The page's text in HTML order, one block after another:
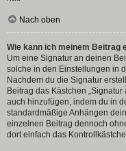
Nach oben
Wie kann ich meinem Beitrag
Um eine Signatur an deinen
solche in den Einstellungen in
Nachdem du die Signatur
Beitrag das Kästchen
auch hinzufügen, indem du in
standardmäßige Anhängen
einzelnen Beitrag dennoch
dort einfach das